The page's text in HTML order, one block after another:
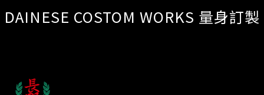
DAINESE COSTOM WORKS 量身訂製